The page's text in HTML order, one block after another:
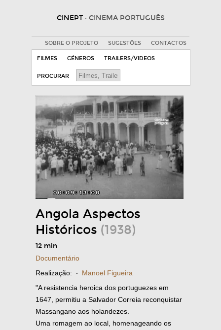
CINEPT · CINEMA PORTUGUÊS
SOBRE O PROJETO SUGESTÕES CONTACTOS
FILMES GÉNEROS TRAILERS/VIDEOS
PROCURAR
Angola Aspectos
Históricos (1938)
12 min
Documentário
Realização: · Manoel Figueira
"A resistencia heroica dos portuguezes em
1647, permitiu a Salvador Correia reconquistar
Massangano aos holandezes.
Uma romagem ao local, homenageando os